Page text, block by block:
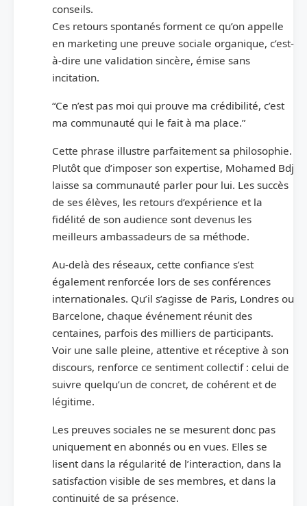
conseils.
Ces retours spontanés forment ce qu’on appelle
en marketing une preuve sociale organique, c’est-
à-dire une validation sincère, émise sans
incitation.
“Ce n’est pas moi qui prouve ma crédibilité, c’est
ma communauté qui le fait à ma place.”
Cette phrase illustre parfaitement sa philosophie.
Plutôt que d’imposer son expertise, Mohamed Bdj
laisse sa communauté parler pour lui. Les succès
de ses élèves, les retours d’expérience et la
fidélité de son audience sont devenus les
meilleurs ambassadeurs de sa méthode.
Au-delà des réseaux, cette confiance s’est
également renforcée lors de ses conférences
internationales. Qu’il s’agisse de Paris, Londres ou
Barcelone, chaque événement réunit des
centaines, parfois des milliers de participants.
Voir une salle pleine, attentive et réceptive à son
discours, renforce ce sentiment collectif : celui de
suivre quelqu’un de concret, de cohérent et de
légitime.
Les preuves sociales ne se mesurent donc pas
uniquement en abonnés ou en vues. Elles se
lisent dans la régularité de l’interaction, dans la
satisfaction visible de ses membres, et dans la
continuité de sa présence.